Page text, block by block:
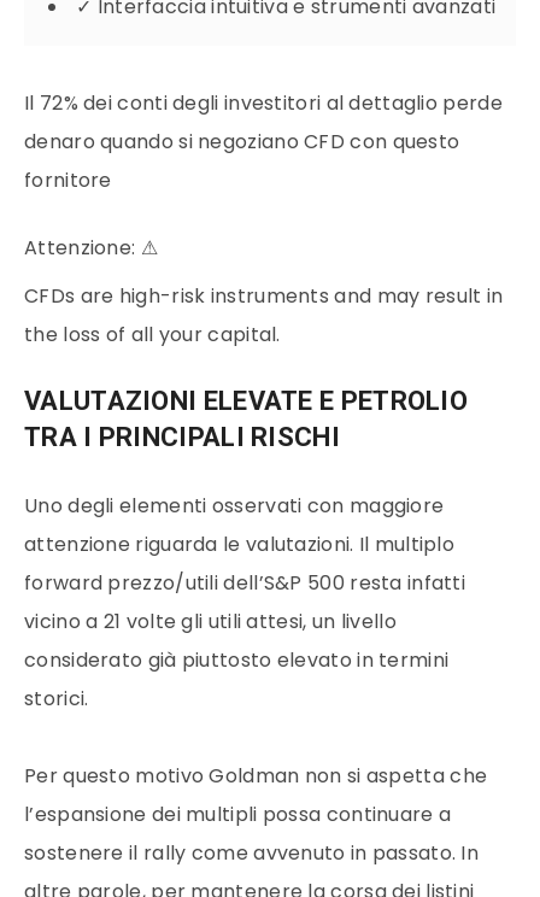
✓ Interfaccia intuitiva e strumenti avanzati
Il 72% dei conti degli investitori al dettaglio perde
denaro quando si negoziano CFD con questo
fornitore
Attenzione: ⚠
CFDs are high-risk instruments and may result in
the loss of all your capital.
VALUTAZIONI ELEVATE E PETROLIO
TRA I PRINCIPALI RISCHI
Uno degli elementi osservati con maggiore
attenzione riguarda le valutazioni. Il multiplo
forward prezzo/utili dell’S&P 500 resta infatti
vicino a 21 volte gli utili attesi, un livello
considerato già piuttosto elevato in termini
storici.
Per questo motivo Goldman non si aspetta che
l’espansione dei multipli possa continuare a
sostenere il rally come avvenuto in passato. In
altre parole, per mantenere la corsa dei listini